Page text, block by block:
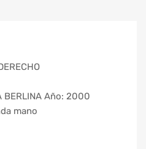
BERLINA Año: 2000
mano